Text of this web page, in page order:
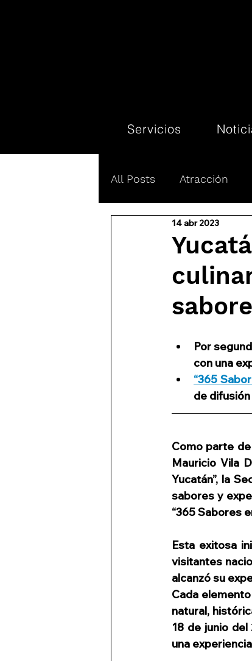
Servicios
All Posts Atracción
Líneas aéreas
Ofertas de viaje
Cancun Travel Mart
14 abr 2023
Por
con una
“365
de
Como parte
Mauricio Vila
Yucatán”, la
sabores y
“365 Sabores
Esta exitosa
visitantes
alcanzó su
Cada
natural,
18 de junio
una